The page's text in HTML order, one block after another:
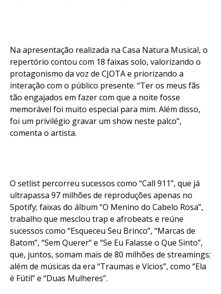
Na apresentação realizada na Casa Natura Musical, o
repertório contou com 18 faixas solo, valorizando o
protagonismo da voz de CJOTA e priorizando a
interação com o público presente. “Ter os meus fãs
tão engajados em fazer com que a noite fosse
memorável foi muito especial para mim. Além disso,
foi um privilégio gravar um show neste palco”,
comenta o artista.
O setlist percorreu sucessos como “Call 911”, que já
ultrapassa 97 milhões de reproduções apenas no
Spotify; faixas do álbum “O Menino do Cabelo Rosa”,
trabalho que mesclou trap e afrobeats e reúne
sucessos como “Esqueceu Seu Brinco”, “Marcas de
Batom”, “Sem Querer” e “Se Eu Falasse o Que Sinto”,
que, juntos, somam mais de 80 milhões de streamings;
além de músicas da era “Traumas e Vícios”, como “Ela
é Fútil” e “Duas Mulheres”.